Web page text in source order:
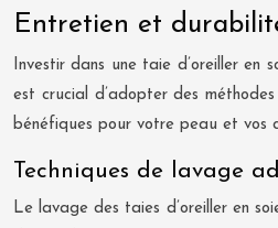
Entretien et
Investir dans une taie d’oreiller en
est crucial d’adopter des
bénéfiques pour votre peau et vos
Techniques de lavage
Le lavage des taies d’oreiller en